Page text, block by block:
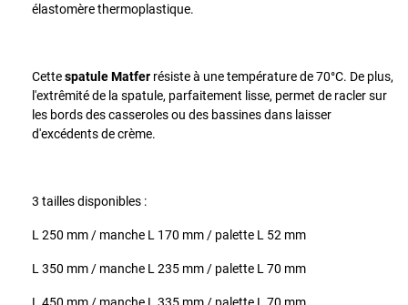
élastomère thermoplastique.
Cettespatule Matfer résiste à une température de 70°C. De plus,
l'extrêmité de la spatule, parfaitement lisse, permet de racler sur
les bords des casseroles ou des bassines dans laisser
d'excédents de crème.
3 tailles disponibles :
L 250 mm / manche L 170 mm / palette L 52 mm
L 350 mm / manche L 235 mm / palette L 70 mm
L 450 mm / manche L 335 mm / palette L 70 mm